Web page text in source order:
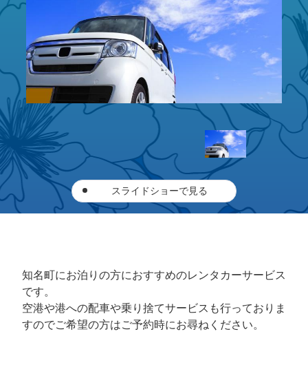
スライドショーで見る
知名町にお泊りの方におすすめのレンタカーサービス
です。
空港や港への配車や乗り捨てサービスも行っておりま
すのでご希望の方はご予約時にお尋ねください。